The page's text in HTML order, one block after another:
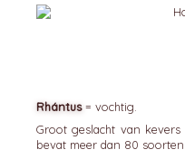
Rhántus = vochtig.
bevat meer dan 80 soorten.